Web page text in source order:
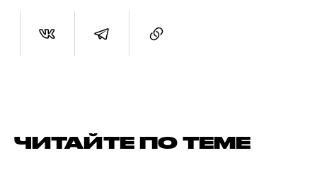
ЧИТАЙТЕ ПО ТЕМЕ